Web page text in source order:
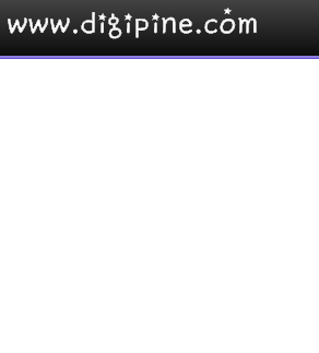
Sketchbook5, 스케